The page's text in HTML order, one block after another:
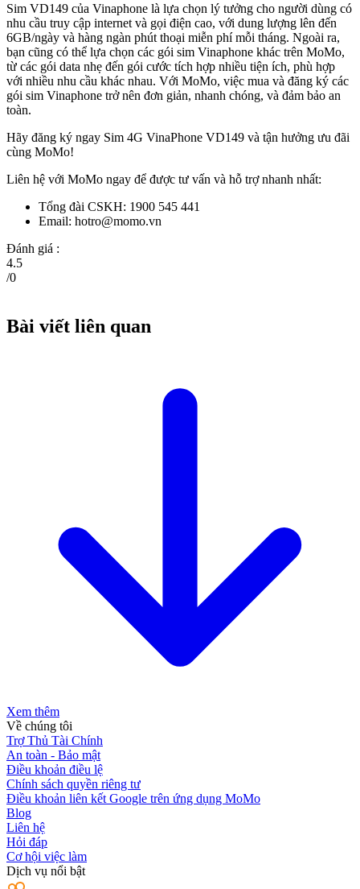
Sim VD149 của Vinaphone là lựa chọn lý tưởng cho người dùng có
nhu cầu truy cập internet và gọi điện cao, với dung lượng lên đến
6GB/ngày và hàng ngàn phút thoại miễn phí mỗi tháng. Ngoài ra,
bạn cũng có thể lựa chọn các gói sim Vinaphone khác trên MoMo,
từ các gói data nhẹ đến gói cước tích hợp nhiều tiện ích, phù hợp
với nhiều nhu cầu khác nhau. Với MoMo, việc mua và đăng ký các
gói sim Vinaphone trở nên đơn giản, nhanh chóng, và đảm bảo an
toàn.
Hãy đăng ký ngay Sim 4G VinaPhone VD149 và tận hưởng ưu đãi
cùng MoMo!
Liên hệ với MoMo ngay để được tư vấn và hỗ trợ nhanh nhất:
Tổng đài CSKH: 1900 545 441
Email: hotro@momo.vn
Đánh giá :
4.5
/0
Bài viết liên quan
Xem thêm
Về chúng tôi
Trợ Thủ Tài Chính
An toàn - Bảo mật
Điều khoản điều lệ
Chính sách quyền riêng tư
Điều khoản liên kết Google trên ứng dụng MoMo
Blog
Liên hệ
Hỏi đáp
Cơ hội việc làm
Dịch vụ nổi bật